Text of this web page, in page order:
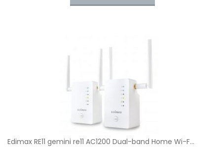
Edimax RE11 gemini re11 AC1200 Dual-band Home Wi-F...